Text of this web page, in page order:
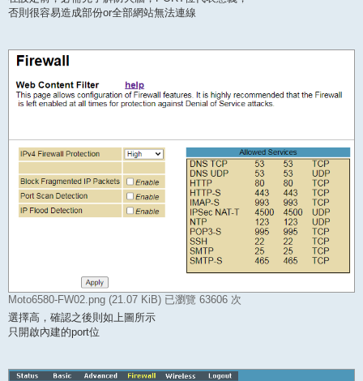
否則很容易造成部份or全部網站無法連線
Moto6580-FW02.png (21.07 KiB) 已瀏覽 63606 次
選擇高，確認之後則如上圖所示
只開啟內建的port位